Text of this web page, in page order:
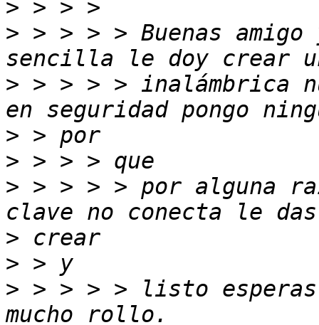
>
> > > > > Buenas
> > > > > inalámbrica
>
>
> > > > > por alguna
>
>
> > > > > listo